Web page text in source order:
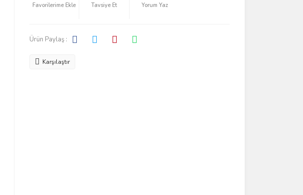
Tavsiye Et Yorum Yaz
Ürün Paylaş :
Karşılaştır